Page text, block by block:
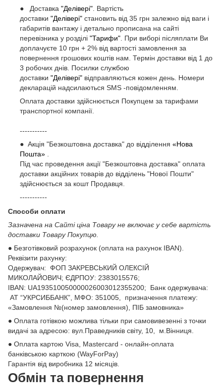
● Доставка "Делівері". Вартість
доставки "Делівері" становить від 35 грн залежно від ваги і
габаритів вантажу і детально прописана на сайті
перевізника у розділі "Тарифи". При виборі післяплати Ви
доплачуєте 10 грн + 2% від вартості замовлення за
повернення грошових коштів нам. Термін доставки від 1 до
3 робочих днів. Посилки службою
доставки "Делівері" відправляються кожен день. Номери
декларацій надсилаються SMS -повідомленням.
Оплата доставки здійснюється Покупцем за тарифами
транспортної компанії.
-----------
● Акція "Безкоштовна доставка" до відділення «Нова
Пошта» .
Під час проведення акції "Безкоштовна доставка" оплата
доставки акційних товарів до відділень "Нової Пошти"
здійснюється за кошт Продавця.
-----------
Способи оплати
Зазначена на Сайті ціна Товару не включає у себе вартість
доставки Товару Покупцю.
● Безготівковий розрахунок (оплата на рахунок IBAN).
Реквізити рахунку:
Одержувач: ФОП ЗАКРЕВСЬКИЙ ОЛЕКСІЙ
МИКОЛАЙОВИЧ; ЄДРПОУ: 2383015576;
ІВАN: UA193510050000026003012355200; Банк одержувача:
АТ “УКРСИББАНК”, МФО: 351005, призначення платежу:
«Замовлення №(номер замовлення), ПІБ замовника»
● Оплата готівкою можлива тільки при самовивезенні з точки
видачі за адресою: вул.Праведників світу, 10, м.Вінниця.
● Оплата картою Visa, Mastercard - онлайн-оплата
банківською карткою (WayForPay)
Гарантія від виробника 12 місяців.
Обмін та повернення